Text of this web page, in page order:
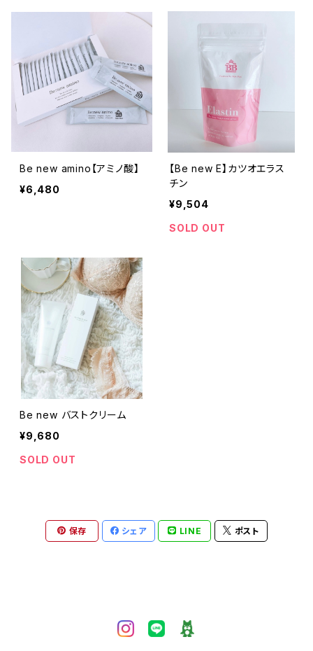
Be new amino【アミノ酸】
¥6,480
【Be new E】カツオエラス
チン
¥9,504
SOLD OUT
Be new バストクリーム
¥9,680
SOLD OUT
保存 シェア LINE ポスト